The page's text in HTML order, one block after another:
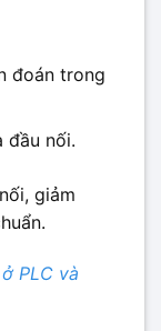
đoán trong
đầu nối.
giảm
PLC và